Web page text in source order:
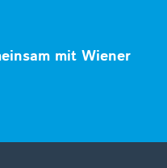
mit Wiener